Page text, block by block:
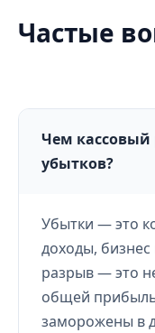
Частые
Чем кассовый
убытков?
Убытки — это
доходы, бизнес
разрыв — это
общей
заморожены в